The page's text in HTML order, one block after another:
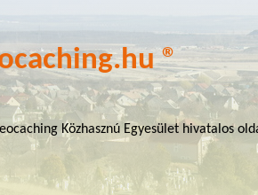
®
Közhasznú Egyesület hivatalos